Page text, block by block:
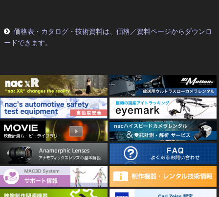
価格表・カタログ・技術資料は、価格／資料ページからダウンロ
ードできます。